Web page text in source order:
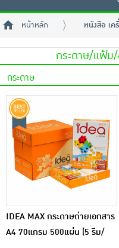
ย้อนกลับ
เครื่องดื่มและผงชงดื่ม
เครื่องปรุงรสและของแห้ง
ขนมขบเคี้ยว และช็อคโกแลต
อาหารสด ผัก ผลไม้และเบเกอรี่
ย้อนกลับ
ย้อนกลับ
ย้อนกลับ
ย้อนกลับ
ย้อนกลับ
ย้อนกลับ
ย้อนกลับ
มือถือ
ย้อนกลับ
ย้อนกลับ
พระเครื่อง test pop
ย้อนกลับ
หน้าหลัก หนังสือ เค
กระดาษ/แฟ้ม
กระดาษ
IDEA MAX กระดาษถ่ายเอกสาร
A4 70แกรม 500แผ่น (5 รีม/